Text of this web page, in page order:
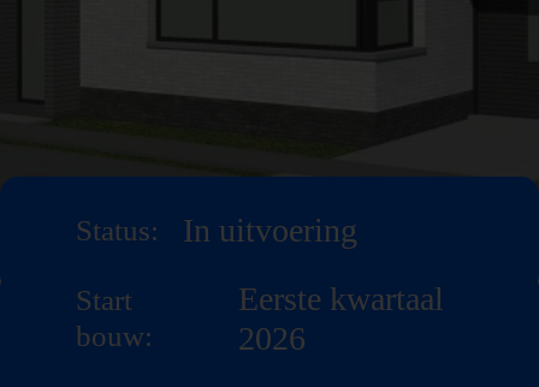
Status: In uitvoering
Start
bouw:
Eerste kwartaal
2026